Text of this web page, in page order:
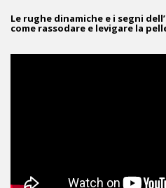
Le rughe dinamiche e i segni
come rassodare e levigare la